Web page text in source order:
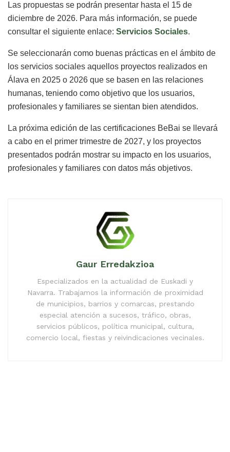
Las propuestas se podrán presentar hasta el 15 de
diciembre de 2026. Para más información, se puede
consultar el siguiente enlace: Servicios Sociales.
Se seleccionarán como buenas prácticas en el ámbito de
los servicios sociales aquellos proyectos realizados en
Álava en 2025 o 2026 que se basen en las relaciones
humanas, teniendo como objetivo que los usuarios,
profesionales y familiares se sientan bien atendidos.
La próxima edición de las certificaciones BeBai se llevará
a cabo en el primer trimestre de 2027, y los proyectos
presentados podrán mostrar su impacto en los usuarios,
profesionales y familiares con datos más objetivos.
Gaur Erredakzioa
Especializados en la actualidad de Euskadi y
Navarra. Trabajamos la información de proximidad
de municipios, barrios y comarcas, prestando
especial atención a sucesos, tráfico, obras,
servicios públicos, política municipal, cultura,
comercio local, fiestas y reivindicaciones vecinales.